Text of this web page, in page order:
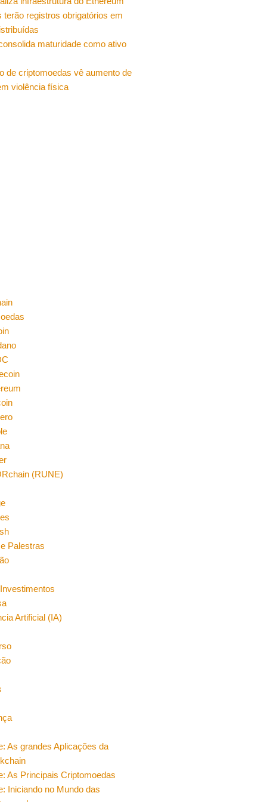
terão registros obrigatórios em
maturidade como ativo
de criptomoedas vê aumento de
violência física
(RUNE)
Palestras
Artificial (IA)
As grandes Aplicações da
As Principais Criptomoedas
Iniciando no Mundo das